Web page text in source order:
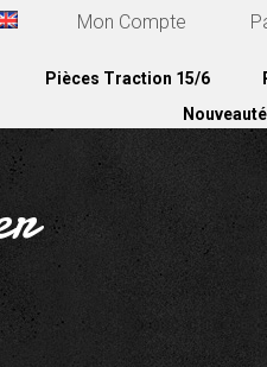
Mon Compte
Pièces Traction 15/6